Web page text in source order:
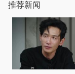
推荐新闻